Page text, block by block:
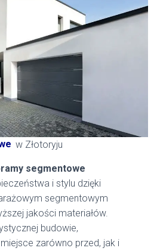
J
w Złotoryju
segmentowe
i stylu dzięki
segmentowym
jakości materiałów.
budowie,
zarówno przed, jak i